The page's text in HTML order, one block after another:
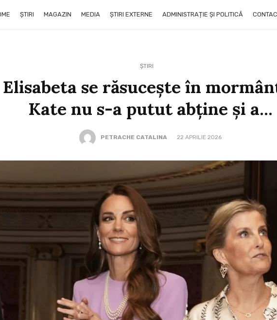
ȘTIRI MAGAZIN MEDIA ȘTIRI EXTERNE ADMINISTRAȚIE ȘI POLITICĂ
ȘTIRI
se răsucește în
Kate nu s-a putut abține și a…
PETRACHE CATALINA 22 APRILIE 2026